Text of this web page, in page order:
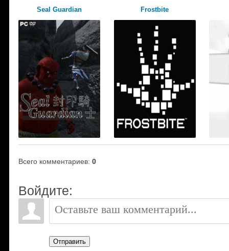
Seal Guardian Frostbite
Всего комментариев: 0
Войдите:
Отправить